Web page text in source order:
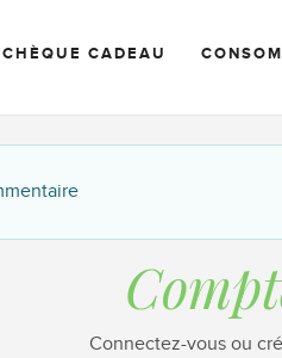
CHÈQUE CADEAU
Connectez-vous ou